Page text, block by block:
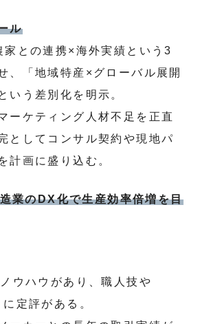
ル
家との連携×海外実績という3
、「地域特産×グローバル展開
いう差別化を明示。
ーケティング人材不足を正直
としてコンサル契約や現地パ
計画に盛り込む。
業のDX化で生産効率倍増を目
ウハウがあり、職人技や
定評がある。